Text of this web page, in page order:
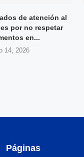
de atención al
por no respetar
en...
14, 2026
Páginas